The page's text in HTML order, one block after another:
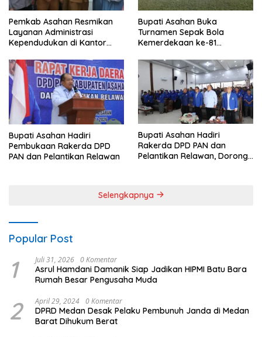
Pemkab Asahan Resmikan
Layanan Administrasi
Kependudukan di Kantor
Bupati Asahan Buka
Turnamen Sepak Bola
Kemerdekaan ke-81
0208/Asahan
Bupati Asahan Hadiri
Pembukaan Rakerda DPD
PAN dan Pelantikan Relawan
Bupati Asahan Hadiri
Rakerda DPD PAN dan
Pelantikan Relawan, Dorong
Selengkapnya
Popular Post
1 Juli 31, 2026 0 Komentar
Asrul Hamdani Damanik Siap Jadikan HIPMI Batu Bara
Rumah Besar Pengusaha Muda
2 April 29, 2024 0 Komentar
DPRD Medan Desak Pelaku Pembunuh Janda di Medan
Barat Dihukum Berat